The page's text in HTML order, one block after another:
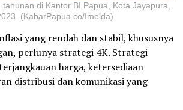
di Kantor BI Papua, Kota Jayapura,
(KabarPapua.co/Imelda)
yang rendah dan stabil, khususnya
perlunya strategi 4K. Strategi
harga, ketersediaan
distribusi dan komunikasi yang